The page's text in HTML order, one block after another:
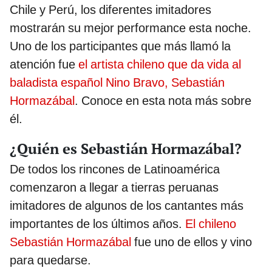
Chile y Perú, los diferentes imitadores
mostrarán su mejor performance esta noche.
Uno de los participantes que más llamó la
atención fue el artista chileno que da vida al
baladista español Nino Bravo, Sebastián
Hormazábal. Conoce en esta nota más sobre
él.
¿Quién es Sebastián Hormazábal?
De todos los rincones de Latinoamérica
comenzaron a llegar a tierras peruanas
imitadores de algunos de los cantantes más
importantes de los últimos años. El chileno
Sebastián Hormazábal fue uno de ellos y vino
para quedarse.